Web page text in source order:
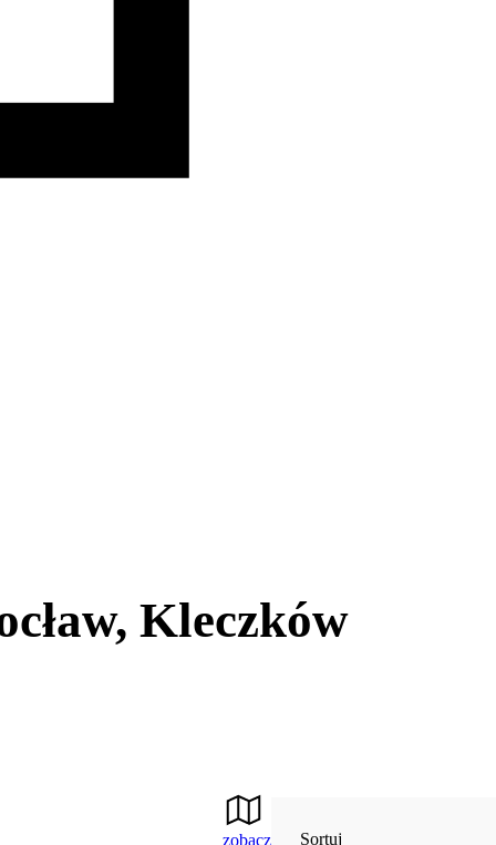
Kleczków
zobacz
Sortuj